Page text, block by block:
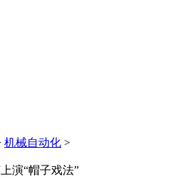
机械自动化 >
演“帽子戏法”